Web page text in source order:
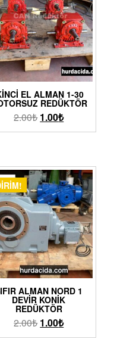
EL ALMAN 1-30
REDÜKTÖR
2.00₺ 1.00₺
ALMAN NORD 1
DEVIR KONIK
REDÜKTÖR
2.00₺ 1.00₺